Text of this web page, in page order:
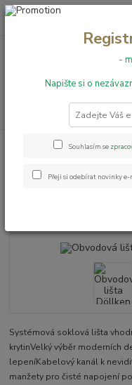
+420 731 199 591
Obvodové lišty
Obvodová
Systémová soklová lišta
krytinVelký výběr moderních
lepeníKabelový kanál k
manžety pro čisté napojení
-
Napište si o
Souhlasím se
Přeji si odebírat novinky